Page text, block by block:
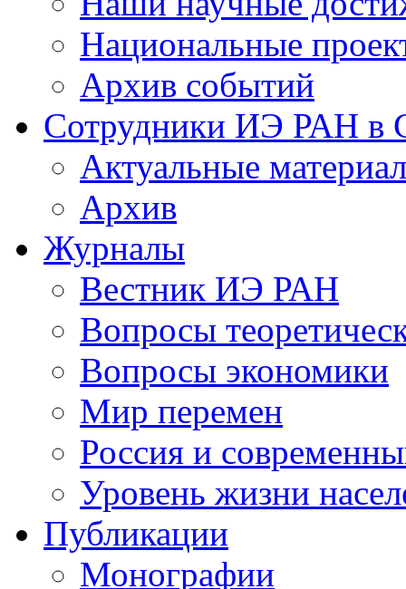
Национальные
Архив событий
Сотрудники ИЭ РАН
Актуальные
Архив
Журналы
Вестник ИЭ РАН
Вопросы
Вопросы экономики
Мир перемен
Россия и
Уровень жизни
Публикации
Монографии